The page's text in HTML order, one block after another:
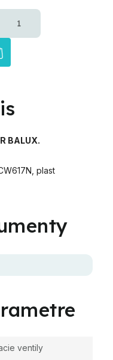
BALUX.
plast
ventily